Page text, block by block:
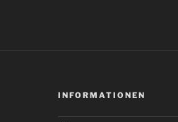
INFORMATIONEN